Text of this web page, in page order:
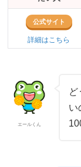
公式サイト
詳細はこちら
エールくん
ど
い